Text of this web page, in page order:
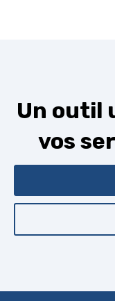
Un outil
vos